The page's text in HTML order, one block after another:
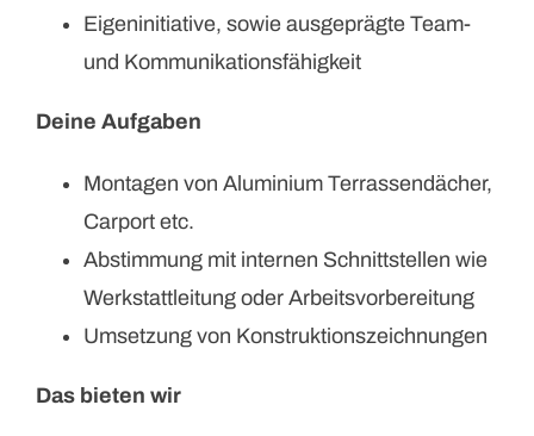
Eigeninitiative, sowie ausgeprägte Team-
und Kommunikationsfähigkeit
Deine Aufgaben
Montagen von Aluminium Terrassendächer,
Carport etc.
Abstimmung mit internen Schnittstellen wie
Werkstattleitung oder Arbeitsvorbereitung
Umsetzung von Konstruktionszeichnungen
Das bieten wir